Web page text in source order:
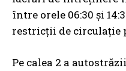
între orele 06:30 și
restricții de circulație
Pe calea 2 a